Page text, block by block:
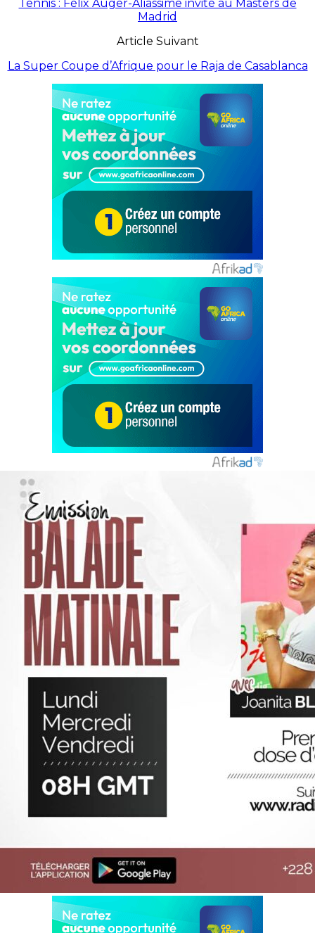
Tennis : Félix Auger-Aliassime invité au Masters de
Madrid
Article Suivant
La Super Coupe d’Afrique pour le Raja de Casablanca